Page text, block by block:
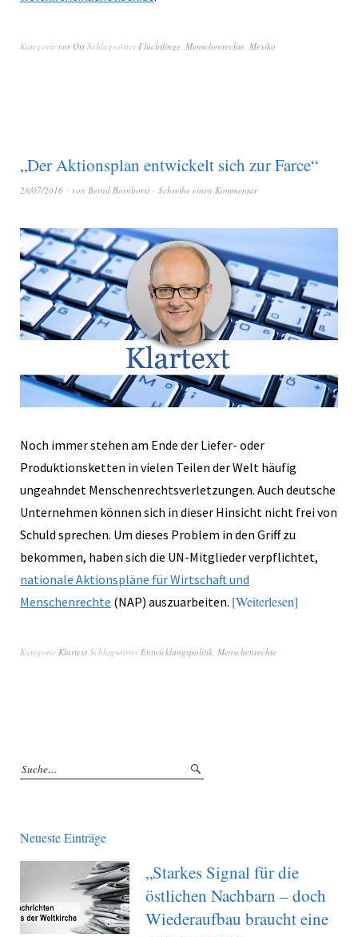
Kategorie vor Ort SchlagwörterFlüchtlinge, Menschenrechte, Mexiko
„Der Aktionsplan entwickelt sich zur Farce“
28/07/2016 von Bernd Bornhorst Schreibe einen Kommentar
Noch immer stehen am Ende der Liefer- oder
Produktionsketten in vielen Teilen der Welt häufig
ungeahndet Menschenrechtsverletzungen. Auch deutsche
Unternehmen können sich in dieser Hinsicht nicht frei von
Schuld sprechen. Um dieses Problem in den Griff zu
bekommen, haben sich die UN-Mitglieder verpflichtet,
nationale Aktionspläne für Wirtschaft und
Menschenrechte (NAP) auszuarbeiten. Weiterlesen
Kategorie Klartext SchlagwörterEntwicklungspolitik, Menschenrechte
Neueste Einträge
„Starkes Signal für die
östlichen Nachbarn – doch
Wiederaufbau braucht eine